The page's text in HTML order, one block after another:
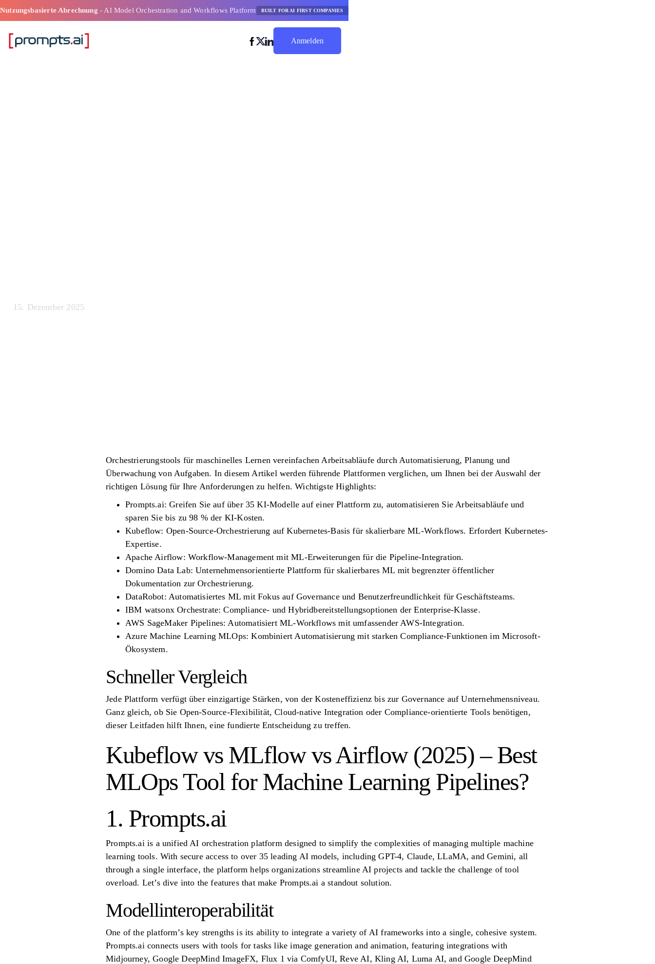
Nutzungsbasierte Abrechnung - AI Model Orchestration and Workflows Platform BUILT FOR AI FIRST COMPANIES
Anmelden
15. Dezember 2025
Orchestrierungstools für maschinelles Lernen vereinfachen Arbeitsabläufe durch Automatisierung, Planung und
Überwachung von Aufgaben. In diesem Artikel werden führende Plattformen verglichen, um Ihnen bei der Auswahl der
richtigen Lösung für Ihre Anforderungen zu helfen. Wichtigste Highlights:
Prompts.ai: Greifen Sie auf über 35 KI-Modelle auf einer Plattform zu, automatisieren Sie Arbeitsabläufe und
sparen Sie bis zu 98 % der KI-Kosten.
Kubeflow: Open-Source-Orchestrierung auf Kubernetes-Basis für skalierbare ML-Workflows. Erfordert Kubernetes-
Expertise.
Apache Airflow: Workflow-Management mit ML-Erweiterungen für die Pipeline-Integration.
Domino Data Lab: Unternehmensorientierte Plattform für skalierbares ML mit begrenzter öffentlicher
Dokumentation zur Orchestrierung.
DataRobot: Automatisiertes ML mit Fokus auf Governance und Benutzerfreundlichkeit für Geschäftsteams.
IBM watsonx Orchestrate: Compliance- und Hybridbereitstellungsoptionen der Enterprise-Klasse.
AWS SageMaker Pipelines: Automatisiert ML-Workflows mit umfassender AWS-Integration.
Azure Machine Learning MLOps: Kombiniert Automatisierung mit starken Compliance-Funktionen im Microsoft-
Ökosystem.
Schneller Vergleich
Jede Plattform verfügt über einzigartige Stärken, von der Kosteneffizienz bis zur Governance auf Unternehmensniveau.
Ganz gleich, ob Sie Open-Source-Flexibilität, Cloud-native Integration oder Compliance-orientierte Tools benötigen,
dieser Leitfaden hilft Ihnen, eine fundierte Entscheidung zu treffen.
Kubeflow vs MLflow vs Airflow (2025) – Best
MLOps Tool for Machine Learning Pipelines?
1. Prompts.ai
Prompts.ai is a unified AI orchestration platform designed to simplify the complexities of managing multiple machine
learning tools. With secure access to over 35 leading AI models, including GPT-4, Claude, LLaMA, and Gemini, all
through a single interface, the platform helps organizations streamline AI projects and tackle the challenge of tool
overload. Let’s dive into the features that make Prompts.ai a standout solution.
Modellinteroperabilität
One of the platform’s key strengths is its ability to integrate a variety of AI frameworks into a single, cohesive system.
Prompts.ai connects users with tools for tasks like image generation and animation, featuring integrations with
Midjourney, Google DeepMind ImageFX, Flux 1 via ComfyUI, Reve AI, Kling AI, Luma AI, and Google DeepMind